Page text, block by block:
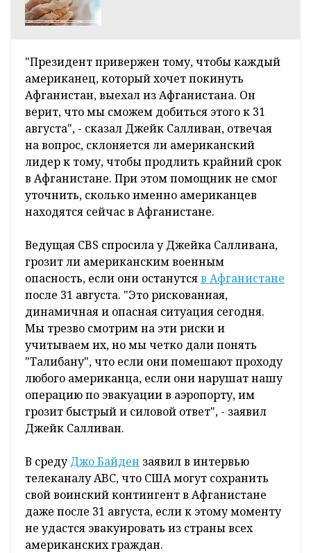
"Президент привержен тому, чтобы каждый
американец, который хочет покинуть
Афганистан, выехал из Афганистана. Он
верит, что мы сможем добиться этого к 31
августа", - сказал Джейк Салливан, отвечая
на вопрос, склоняется ли американский
лидер к тому, чтобы продлить крайний срок
в Афганистане. При этом помощник не смог
уточнить, сколько именно американцев
находятся сейчас в Афганистане.
Ведущая CBS спросила у Джейка Салливана,
грозит ли американским военным
опасность, если они останутсяв Афганистане
после 31 августа. "Это рискованная,
динамичная и опасная ситуация сегодня.
Мы трезво смотрим на эти риски и
учитываем их, но мы четко дали понять
"Талибану", что если они помешают проходу
любого американца, если они нарушат нашу
операцию по эвакуации в аэропорту, им
грозит быстрый и силовой ответ", - заявил
Джейк Салливан.
В средуДжо Байден заявил в интервью
телеканалу ABC, что США могут сохранить
свой воинский контингент в Афганистане
даже после 31 августа, если к этому моменту
не удастся эвакуировать из страны всех
американских граждан.